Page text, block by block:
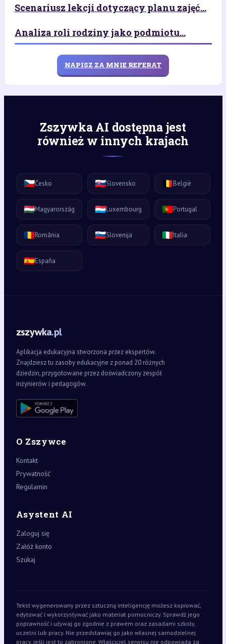
Scenariusz lekcji dotyczący planu zajęć...
Analiza roli rodziny jako podmiotu...
NAPISZ ZA MNIE REFERAT
Zszywka AI dostępna jest
również w innych krajach
🇨🇿Česko 🇸🇰Slovensko 🇧🇪België
🇭🇺Magyarország 🇱🇺Luxembourg 🇵🇹Portugal
🇷🇴România 🇸🇮Slovenija 🇮🇹Italia
🇪🇸España
zszywka.pl
Aplikacja edukacyjna stworzona przez ekspertów.
Znajdziesz tu zasoby edukacyjne z ponad 20 różnych
dziedzin, przygotowane przez doświadczony zespół
inżynierów i pedagogów.
O Zszywce
Kontakt
Prywatność
Regulamin
Asystent AI
Zaloguj się
Załóż konto
Szukaj
Tekst wygenerowany przez sztuczną inteligencję możesz kopiować,
edytować i wykorzystywać jako materiał pomocniczy. Sprawdź jego
poprawność i używaj go zgodnie z prawem oraz zasadami szkoły,
uczelni lub pracy. Nie przedstawiaj go jako własnej samodzielnej
pracy, jeśli jest to zabronione. Właściciel serwisu nie odpowiada za